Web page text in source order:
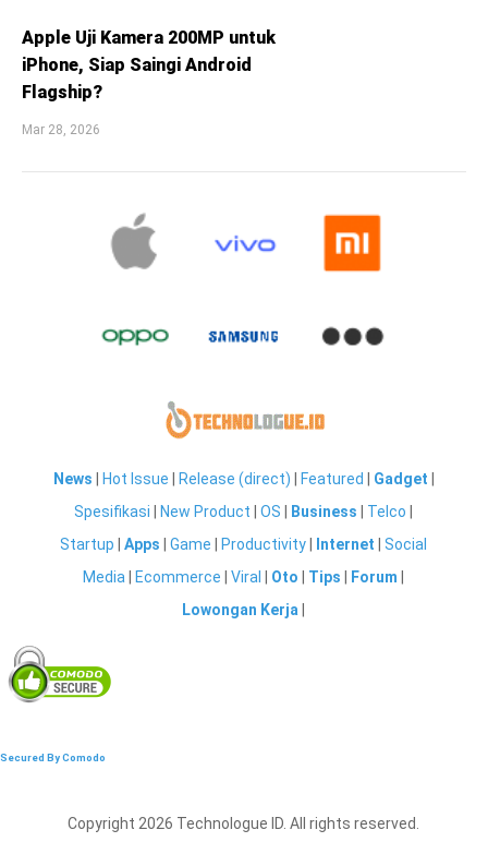
Apple Uji Kamera 200MP untuk
iPhone, Siap Saingi Android
Flagship?
Mar 28, 2026
News Hot Issue Release (direct) Featured Gadget
Spesifikasi
New Product |OS Business Telco
Startup |Apps |Game Productivity Internet |Social
Media
Ecommerce |Viral Oto Tips Forum
Lowongan Kerja
Secured By Comodo
Copyright 2026 Technologue ID. All rights reserved.